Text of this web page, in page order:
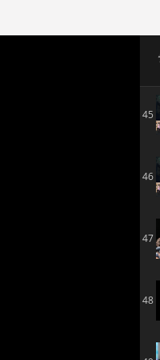
45
46
47
48